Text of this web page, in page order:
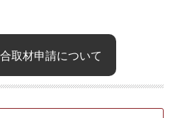
取材申請について